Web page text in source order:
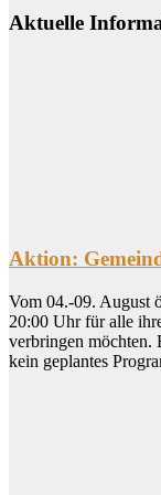
Aktuelle
Aktion:
Vom 04.-09. August
20:00 Uhr für alle
verbringen möchten.
kein geplantes